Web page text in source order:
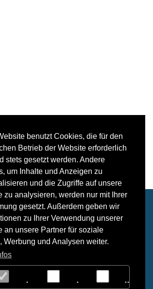
benutzt Cookies, die für den
Betrieb der Website erforderlich
stets gesetzt werden. Andere
um Inhalte und Anzeigen zu
und die Zugriffe auf unsere
zu analysieren, werden nur mit Ihrer
gesetzt. Außerdem geben wir
zu Ihrer Verwendung unserer
an unsere Partner für soziale
Werbung und Analysen weiter.
Notwendig Statistiken
Anfrage
Kontakt
THM Medizintechnik
Hohlweg 24
23617Stockelsdorf
Fax:
0451 49 94 157